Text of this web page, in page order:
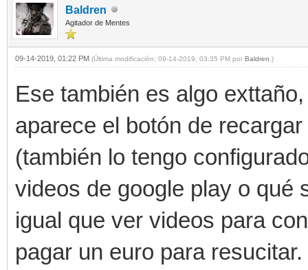
Baldren
Agitador de Mentes
09-14-2019, 01:22 PM (Última modificación: 09-14-2019, 03:35 PM por Baldren .)
Ese también es algo
aparece el botón de
(también lo tengo
videos de google play o qué
igual que ver videos para
pagar un euro para